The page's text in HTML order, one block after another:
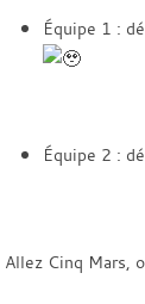
Équipe 1 :
Équipe 2 :
Allez Cinq Mars,